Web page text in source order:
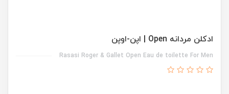
ادکلن مردانه Open | اپن-اوپن
Rasasi Roger & Gallet Open Eau de toilette For Men